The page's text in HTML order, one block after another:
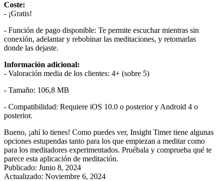
Coste:
- ¡Gratis!
- Función de pago disponible: Te permite escuchar mientras sin
conexión, adelantar y rebobinar las meditaciones, y retomarlas
donde las dejaste.
Información adicional:
- Valoración media de los clientes: 4+ (sobre 5)
- Tamaño: 106,8 MB
- Compatibilidad: Requiere iOS 10.0 o posterior y Android 4 o
posterior.
Bueno, ¡ahí lo tienes! Como puedes ver, Insight Timer tiene algunas
opciones estupendas tanto para los que empiezan a meditar como
para los meditadores experimentados. Pruébala y comprueba qué te
parece esta aplicación de meditación.
Publicado: Junio 8, 2024
Actualizado: Noviembre 6, 2024